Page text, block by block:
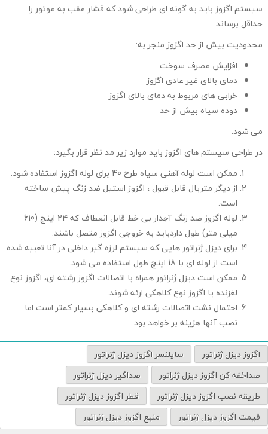
سیستم اگزوز باید به گونه ای طراحی شود که فشار عقب به موتور را
حداقل برساند.
محدودیت بیش از حد اگزوز منجر به:
افزایش مصرف سوخت
دمای بالای غیر عادی اگزوز
خرابی های مربوط به دمای بالای اگزوز
دوده سیاه بیش از حد
می شود.
در طراحی سیستم های اگزوز باید موارد زیر مد نظر قرار بگیرد:
ممکن است لوله آهنی سیاه طرح 40 برای لوله اگزوز استفاده شود.
از دیگر متریال قابل قبول ، اگزوز استیل ضد زنگ پیش ساخته
است.
لوله اگزوز ضد زنگ آجدار بی خط قابل انعطاف که 24 اینچ (610
میلی متر) طول داردباید به خروجی اگزوز متصل باشند.
برای دیزل ژنراتور هایی که سیستم لرزه گیر داخلی در آنا تعبیه شده
است از لوله ای با 18 اینچ طول استفاده می شود.
ممکن است دیزل ژنراتور همراه با اتصالات اگزوز رشته ای، اگزوز نوع
لغزنده یا اگزوز نوع کلاهکی ارئه شوند.
احتمال نشت اتصالات رشته ای و کلاهکی بسیار کمتر است اما
نصب آنها هزینه بر خواهد بود.
اگزوز دیزل ژنراتور
سایلنسر اگزوز دیزل ژنراتور
صداخفه کن اگزوز دیزل ژنراتور
صداگیر دیزل ژنراتور
طریقه نصب اگزوز دیزل ژنراتور
قطر اگزوز دیزل ژنراتور
قیمت اگزوز دیزل ژنراتور
منبع اگزوز دیزل ژنراتور